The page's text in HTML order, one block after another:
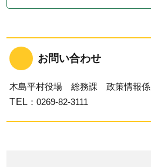
お問い合わせ
木島平村役場 総務課 政策情報係
TEL ：0269-82-3111